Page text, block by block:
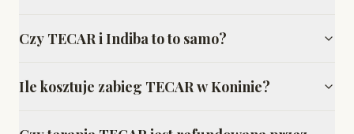
Czy TECAR i Indiba to to samo?
Ile kosztuje zabieg TECAR w Koninie?